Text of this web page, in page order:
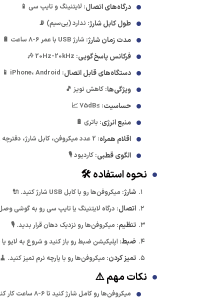
درگاه‌های اتصال: لایتنینگ و تایپ سی 📱
طول کابل شارژ: ندارد (بی‌سیم) 📡
مدت زمان شارژ: شارژ USB با عمر 6-8 ساعت 🔋
فرکانس پاسخ‌گویی: 20Hz-20kHz 🎶
دستگاه‌های قابل اتصال: iPhone، Android 📱
ویژگی‌ها: کاهش نویز 🎵
حساسیت: ≥75dB 📈
منبع انرژی: باتری 🔋
اقلام همراه: 2 عدد میکروفن، کابل شارژ، دفترچه راهنما 📦
الگوی قطبی: کاردیود 🎙️
نحوه استفاده 🛠️
شارژ: میکروفن‌ها رو با کابل USB شارژ کنید. 🔌
اتصال: درگاه لایتنینگ یا تایپ سی رو به گوشی
تنظیم: میکروفن‌ها رو نزدیک دهان قرار بدید. 🎙️
ضبط: اپلیکیشن ضبط رو باز کنید و شروع به لایو
تمیز کردن: میکروفن‌ها رو با پارچه نرم تمیز کنید. 🧹
نکات مهم ⚠️
میکروفن‌ها رو کامل شارژ کنید تا 6-8 ساعت کار کنن! 🔋